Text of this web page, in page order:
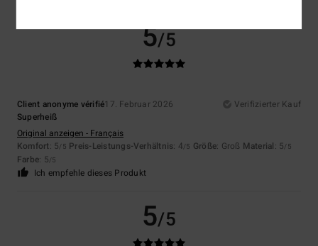
5/5
Client anonyme vérifié17. Februar 2026
Verifizierter Kauf
Superheiß
Original anzeigen - Français
Komfort: 5/5 Preis-Leistungs-Verhältnis: 4/5 Größe: Groß Material: 5/5
Farbe: 5/5
Ich empfehle dieses Produkt
5/5